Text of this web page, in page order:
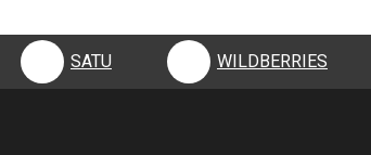
SATU WILDBERRIES